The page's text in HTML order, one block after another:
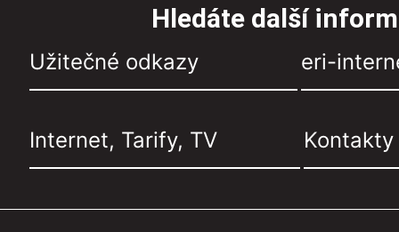
Hledáte další
Užitečné odkazy eri-
Internet, Tarify, TV Kontakty